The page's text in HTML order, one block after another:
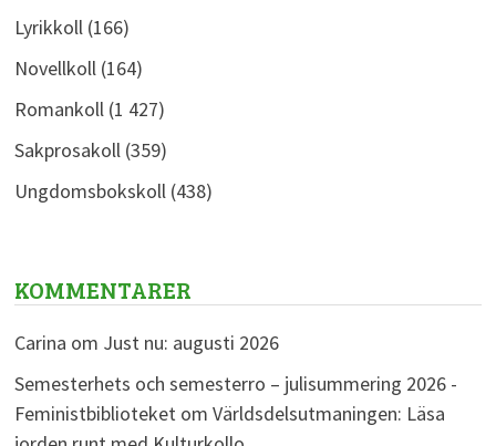
Lyrikkoll (166)
Novellkoll (164)
Romankoll (1 427)
Sakprosakoll (359)
Ungdomsbokskoll (438)
KOMMENTARER
Carina om Just nu: augusti 2026
Semesterhets och semesterro – julisummering 2026 -
Feministbiblioteket om Världsdelsutmaningen: Läsa